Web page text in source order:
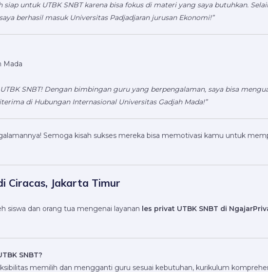
untuk UTBK SNBT karena bisa fokus di materi yang saya butuhkan.
berhasil masuk Universitas Padjadjaran jurusan Ekonomi!”
Mada
SNBT! Dengan bimbingan guru yang berpengalaman, saya bisa
di Hubungan Internasional Universitas Gadjah Mada!”
Semoga kisah sukses mereka bisa memotivasi kamu untuk
Ciracas, Jakarta Timur
siswa dan orang tua mengenai layanan les privat UTBK SNBT di
SNBT?
memilih dan mengganti guru sesuai kebutuhan, kurikulum